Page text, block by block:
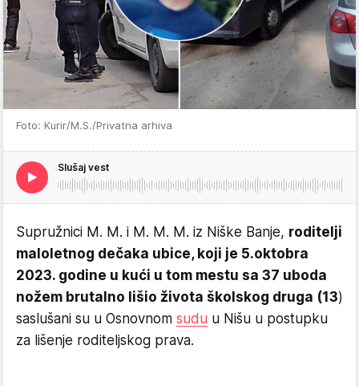
Foto: Kurir/M.S./Privatna arhiva
Slušaj vest
Supružnici M. M. i M. M. M. iz Niške Banje, roditelji
maloletnog dečaka ubice, koji je 5.oktobra
2023. godine u kući u tom mestu sa 37 uboda
nožem brutalno lišio života školskog druga (13)
saslušani su u Osnovnom sudu u Nišu u postupku
za lišenje roditeljskog prava.